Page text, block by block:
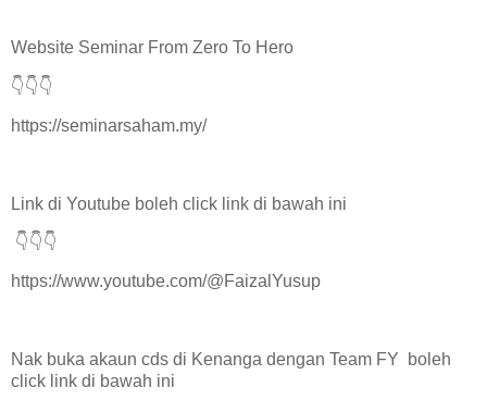
Website Seminar From Zero To Hero
👇👇👇
https://seminarsaham.my/
Link di Youtube boleh click link di bawah ini
👇👇👇
https://www.youtube.com/@FaizalYusup
Nak buka akaun cds di Kenanga dengan Team FY boleh
click link di bawah ini